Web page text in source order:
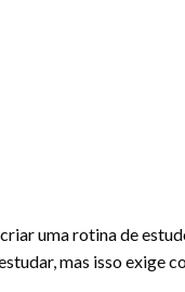
uma rotina de
mas isso exige